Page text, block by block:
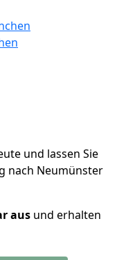
und lassen Sie
nach Neumünster
aus und erhalten